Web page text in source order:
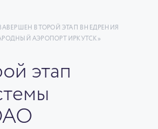
ВТОРОЙ ЭТАП ВНЕДРЕНИЯ
АЭРОПОРТ ИРКУТСК»
этап